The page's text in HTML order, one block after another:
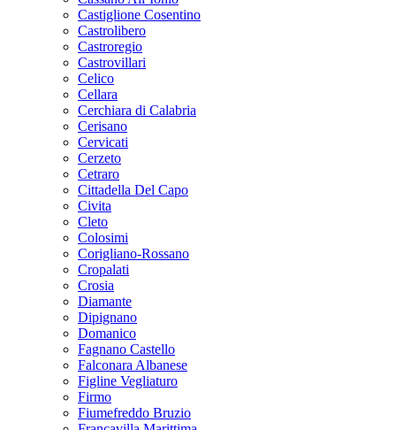
Castiglione Cosentino
Castrolibero
Castroregio
Castrovillari
Celico
Cellara
Cerchiara di Calabria
Cerisano
Cervicati
Cerzeto
Cetraro
Cittadella Del Capo
Civita
Cleto
Colosimi
Corigliano-Rossano
Cropalati
Crosia
Diamante
Dipignano
Domanico
Fagnano Castello
Falconara Albanese
Figline Vegliaturo
Firmo
Fiumefreddo Bruzio